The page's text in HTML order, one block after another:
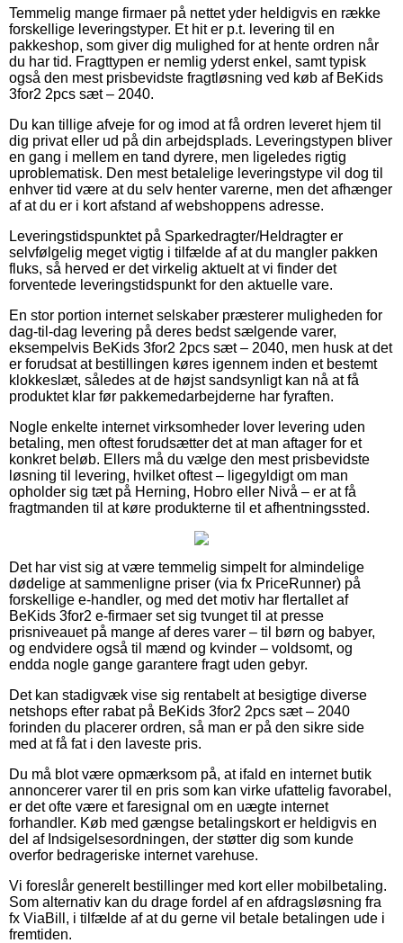
Temmelig mange firmaer på nettet yder heldigvis en række
forskellige leveringstyper. Et hit er p.t. levering til en
pakkeshop, som giver dig mulighed for at hente ordren når
du har tid. Fragttypen er nemlig yderst enkel, samt typisk
også den mest prisbevidste fragtløsning ved køb af BeKids
3for2 2pcs sæt – 2040.
Du kan tillige afveje for og imod at få ordren leveret hjem til
dig privat eller ud på din arbejdsplads. Leveringstypen bliver
en gang i mellem en tand dyrere, men ligeledes rigtig
uproblematisk. Den mest betalelige leveringstype vil dog til
enhver tid være at du selv henter varerne, men det afhænger
af at du er i kort afstand af webshoppens adresse.
Leveringstidspunktet på Sparkedragter/Heldragter er
selvfølgelig meget vigtig i tilfælde af at du mangler pakken
fluks, så herved er det virkelig aktuelt at vi finder det
forventede leveringstidspunkt for den aktuelle vare.
En stor portion internet selskaber præsterer muligheden for
dag-til-dag levering på deres bedst sælgende varer,
eksempelvis BeKids 3for2 2pcs sæt – 2040, men husk at det
er forudsat at bestillingen køres igennem inden et bestemt
klokkeslæt, således at de højst sandsynligt kan nå at få
produktet klar før pakkemedarbejderne har fyraften.
Nogle enkelte internet virksomheder lover levering uden
betaling, men oftest forudsætter det at man aftager for et
konkret beløb. Ellers må du vælge den mest prisbevidste
løsning til levering, hvilket oftest – ligegyldigt om man
opholder sig tæt på Herning, Hobro eller Nivå – er at få
fragtmanden til at køre produkterne til et afhentningssted.
Det har vist sig at være temmelig simpelt for almindelige
dødelige at sammenligne priser (via fx PriceRunner) på
forskellige e-handler, og med det motiv har flertallet af
BeKids 3for2 e-firmaer set sig tvunget til at presse
prisniveauet på mange af deres varer – til børn og babyer,
og endvidere også til mænd og kvinder – voldsomt, og
endda nogle gange garantere fragt uden gebyr.
Det kan stadigvæk vise sig rentabelt at besigtige diverse
netshops efter rabat på BeKids 3for2 2pcs sæt – 2040
forinden du placerer ordren, så man er på den sikre side
med at få fat i den laveste pris.
Du må blot være opmærksom på, at ifald en internet butik
annoncerer varer til en pris som kan virke ufattelig favorabel,
er det ofte være et faresignal om en uægte internet
forhandler. Køb med gængse betalingskort er heldigvis en
del af Indsigelsesordningen, der støtter dig som kunde
overfor bedrageriske internet varehuse.
Vi foreslår generelt bestillinger med kort eller mobilbetaling.
Som alternativ kan du drage fordel af en afdragsløsning fra
fx ViaBill, i tilfælde af at du gerne vil betale betalingen ude i
fremtiden.